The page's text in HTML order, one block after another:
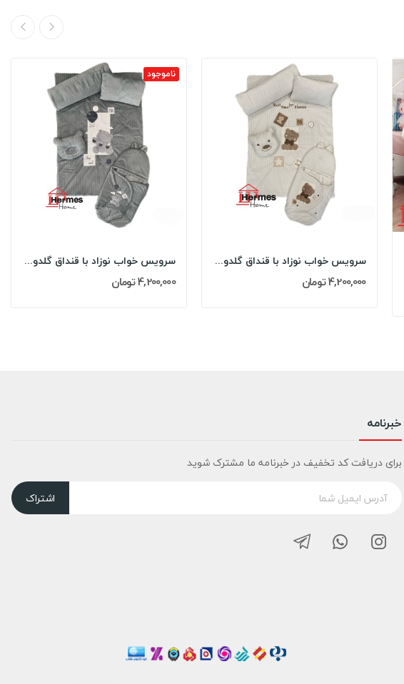
ناموجود
سرویس خواب نوزاد با قنداق گلدوزی مادرکر...
4,200,000 تومان
سرویس خواب نوزاد با قنداق گلدوزی مادرکر...
4,200,000 تومان
خبرنامه
برای دریافت کد تخفیف در خبرنامه ما مشترک شوید
اشتراک